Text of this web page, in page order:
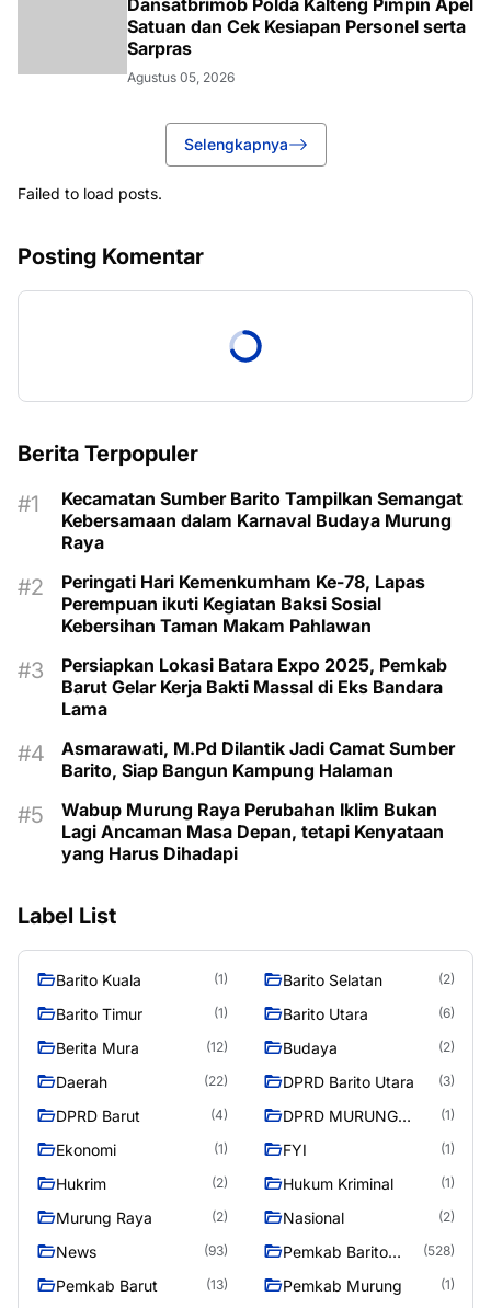
Satuan dan Cek Kesiapan Personel serta
Sarpras
Agustus 05, 2026
Selengkapnya
Failed to load posts.
Posting Komentar
Berita Terpopuler
Kecamatan Sumber Barito Tampilkan Semangat
Kebersamaan dalam Karnaval Budaya Murung
Raya
Peringati Hari Kemenkumham Ke-78, Lapas
Perempuan ikuti Kegiatan Baksi Sosial
Kebersihan Taman Makam Pahlawan
Persiapkan Lokasi Batara Expo 2025, Pemkab
Barut Gelar Kerja Bakti Massal di Eks Bandara
Lama
Asmarawati, M.Pd Dilantik Jadi Camat Sumber
Barito, Siap Bangun Kampung Halaman
Wabup Murung Raya Perubahan Iklim Bukan
Lagi Ancaman Masa Depan, tetapi Kenyataan
yang Harus Dihadapi
Label List
Barito Kuala (1) Barito Selatan (2)
Barito Timur (1) Barito Utara (6)
Berita Mura (12) Budaya (2)
Daerah (22) DPRD Barito Utara (3)
DPRD Barut (4)
DPRD MURUNG
(1)
Ekonomi (1) FYI (1)
Hukrim (2) Hukum Kriminal (1)
Murung Raya (2) Nasional (2)
News (93)
Pemkab Barito
(528)
Pemkab Barut (13) Pemkab Murung (1)